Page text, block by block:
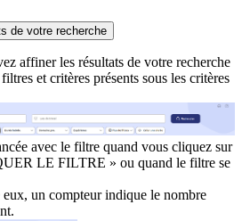
de votre recherche
affiner les résultats de votre recherche
et critères présents sous les critères
avec le filtre quand vous cliquez sur
LE FILTRE » ou quand le filtre se
eux, un compteur indique le nombre